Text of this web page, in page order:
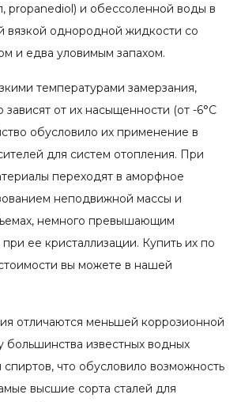
propanediol) и обессоленной воды в
вязкой однородной жидкости со
и едва уловимым запахом.
температурами замерзания,
от их насыщенности (от -6°C
обусловило их применение в
для систем отопления. При
переходят в аморфное
неподвижной массы и
немного превышающим
ее кристаллизации. Купить их по
вы можете в нашей
отличаются меньшей коррозионной
большинства известных водных
что обусловило возможность
высшие сорта сталей для